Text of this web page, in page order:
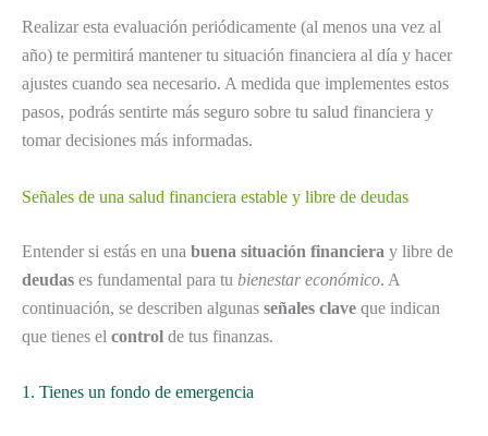
Realizar esta evaluación periódicamente (al menos una vez al
año) te permitirá mantener tu situación financiera al día y hacer
ajustes cuando sea necesario. A medida que implementes estos
pasos, podrás sentirte más seguro sobre tu salud financiera y
tomar decisiones más informadas.
Señales de una salud financiera estable y libre de deudas
Entender si estás en una buena situación financiera y libre de
deudas es fundamental para tu bienestar económico. A
continuación, se describen algunas señales clave que indican
que tienes el control de tus finanzas.
1. Tienes un fondo de emergencia